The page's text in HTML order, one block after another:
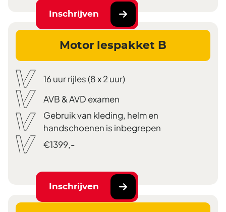
Inschrijven
Motor lespakket B
16 uur rijles (8 x 2 uur)
AVB & AVD examen
Gebruik van kleding, helm en
handschoenen is inbegrepen
€1399,-
Inschrijven